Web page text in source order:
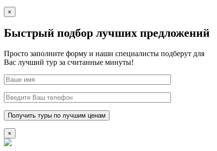
×
Быстрый подбор лучших предложений
Просто заполните форму и наши специалисты подберут для
Вас лучший тур за считанные минуты!
×